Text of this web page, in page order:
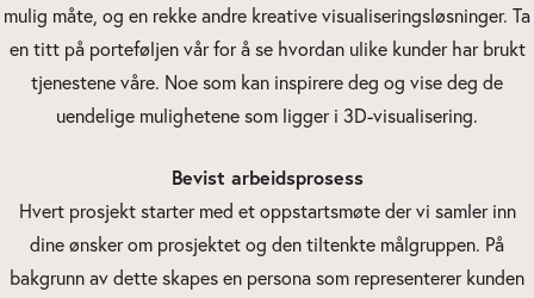
mulig måte, og en rekke andre kreative visualiseringsløsninger. Ta
en titt på porteføljen vår for å se hvordan ulike kunder har brukt
tjenestene våre. Noe som kan inspirere deg og vise deg de
uendelige mulighetene som ligger i 3D-visualisering.
Bevist arbeidsprosess
Hvert prosjekt starter med et oppstartsmøte der vi samler inn
dine ønsker om prosjektet og den tiltenkte målgruppen. På
bakgrunn av dette skapes en persona som representerer kunden